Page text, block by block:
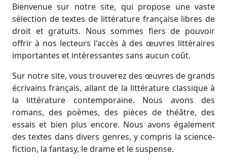
Bienvenue sur notre site, qui propose une vaste
sélection de textes de littérature française libres de
droit et gratuits. Nous sommes fiers de pouvoir
offrir à nos lecteurs l'accès à des œuvres littéraires
importantes et intéressantes sans aucun coût.
Sur notre site, vous trouverez des œuvres de grands
écrivains français, allant de la littérature classique à
la littérature contemporaine. Nous avons des
romans, des poèmes, des pièces de théâtre, des
essais et bien plus encore. Nous avons également
des textes dans divers genres, y compris la science-
fiction, la fantasy, le drame et le suspense.